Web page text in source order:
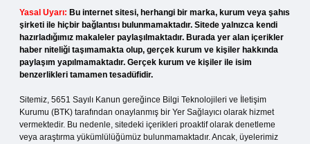
Yasal Uyarı: Bu internet sitesi, herhangi bir marka, kurum veya şahıs
şirketi ile hiçbir bağlantısı bulunmamaktadır. Sitede yalnızca kendi
hazırladığımız makaleler paylaşılmaktadır. Burada yer alan içerikler
haber niteliği taşımamakta olup, gerçek kurum ve kişiler hakkında
paylaşım yapılmamaktadır. Gerçek kurum ve kişiler ile isim
benzerlikleri tamamen tesadüfidir.
Sitemiz, 5651 Sayılı Kanun gereğince Bilgi Teknolojileri ve İletişim
Kurumu (BTK) tarafından onaylanmış bir Yer Sağlayıcı olarak hizmet
vermektedir. Bu nedenle, sitedeki içerikleri proaktif olarak denetleme
veya araştırma yükümlülüğümüz bulunmamaktadır. Ancak, üyelerimiz